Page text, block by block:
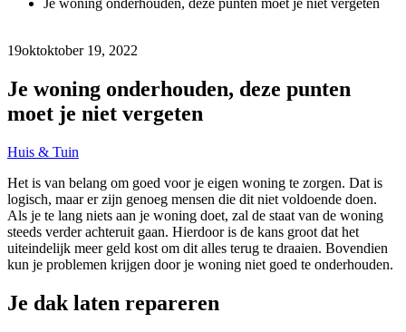
19oktoktober 19, 2022
Je woning onderhouden, deze punten
moet je niet vergeten
Huis & Tuin
Het is van belang om goed voor je eigen woning te zorgen. Dat is
logisch, maar er zijn genoeg mensen die dit niet voldoende doen.
Als je te lang niets aan je woning doet, zal de staat van de woning
steeds verder achteruit gaan. Hierdoor is de kans groot dat het
uiteindelijk meer geld kost om dit alles terug te draaien. Bovendien
kun je problemen krijgen door je woning niet goed te onderhouden.
Je dak laten repareren